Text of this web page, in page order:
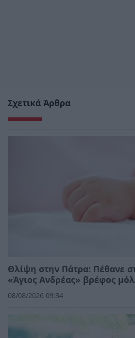
Σχετικά Άρθρα
Θλίψη στην Πάτρα: Πέθανε
«Άγιος Ανδρέας» βρέφος
08/08/2026 09:34